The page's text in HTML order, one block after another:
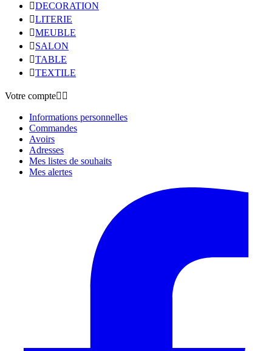
DECORATION
LITERIE
MEUBLE
SALON
TABLE
TEXTILE
Votre compte 
Informations personnelles
Commandes
Avoirs
Adresses
Mes listes de souhaits
Mes alertes